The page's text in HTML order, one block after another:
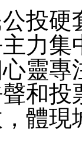
投硬
力集
靈專
和投
體現